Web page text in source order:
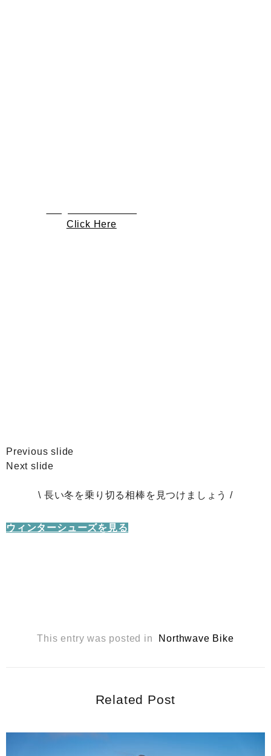
Click Here
Previous slide
Next slide
\ 長い冬を乗り切る相棒を見つけましょう /
ウィンターシューズを見る
This entry was posted in Northwave Bike
Related Post